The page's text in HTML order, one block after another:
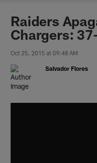
Raiders
Chargers:
Oct 25, 2015 at 09:48 AM
Salvador Flores